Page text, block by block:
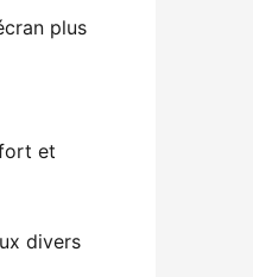
plus
et
divers